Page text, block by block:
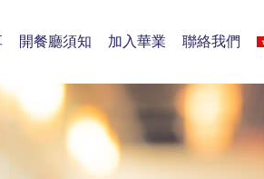
開餐廳須知 加入華業 聯絡我們